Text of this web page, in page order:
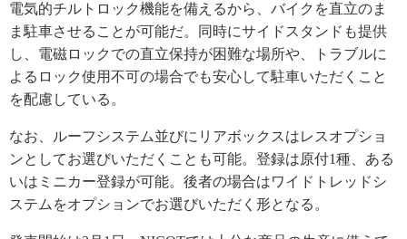
電気的チルトロック機能を備えるから、バイクを直立のま
ま駐車させることが可能だ。同時にサイドスタンドも提供
し、電磁ロックでの直立保持が困難な場所や、トラブルに
よるロック使用不可の場合でも安心して駐車いただくこと
を配慮している。
なお、ルーフシステム並びにリアボックスはレスオプショ
ンとしてお選びいただくことも可能。登録は原付1種、ある
いはミニカー登録が可能。後者の場合はワイドトレッドシ
ステムをオプションでお選びいただく形となる。